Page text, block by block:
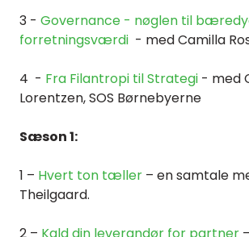
3 - Governance - nøglen til
forretningsværdi - med Camilla
4 - Fra Filantropi til Strategi - med
Lorentzen, SOS Børnebyerne
Sæson 1:
1 – Hvert ton tæller – en samtale
Theilgaard.